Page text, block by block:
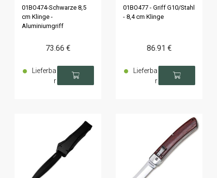
01BO474-Schwarze 8,5
cm Klinge -
Aluminiumgriff
73.66 €
Lieferba
r
01BO477 - Griff G10/Stahl
- 8,4 cm Klinge
86.91 €
Lieferba
r